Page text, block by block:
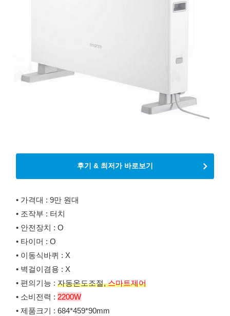
후기 & 최저가 바로보기
• 가격대 : 9만 원대
• 조작부 : 터치
• 안전장치 : O
• 타이머 : O
• 이동식바퀴 : X
• 벽걸이겸용 : X
• 편의기능 : 자동온도조절,스마트제어
• 소비전력 : 2200W
• 제품크기 : 684*459*90mm